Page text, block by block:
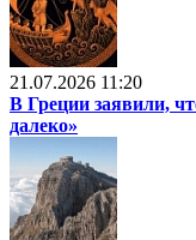
21.07.2026 11:20
В Греции заявили,
далеко»